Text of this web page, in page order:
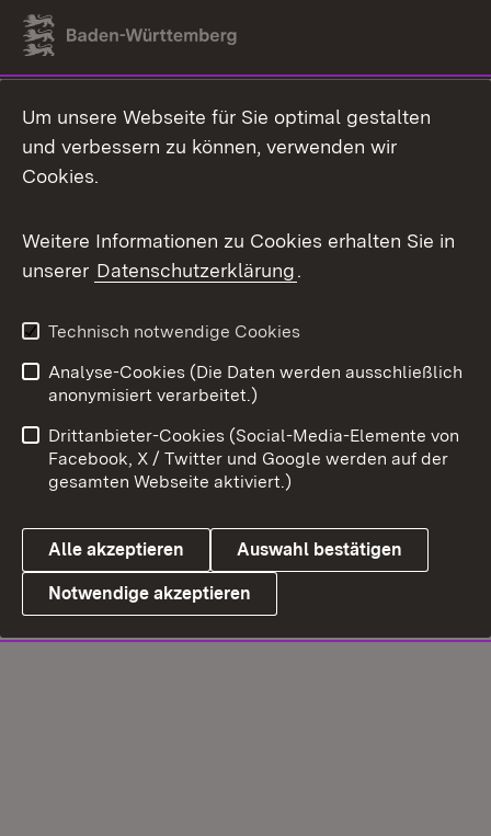
Link zum Landesportal
Um unsere Webseite für Sie optimal gestalten
und verbessern zu können, verwenden wir
Cookies.
Weitere Informationen zu Cookies erhalten Sie in
unserer Datenschutzerklärung.
Technisch notwendige Cookies
Analyse-Cookies (Die Daten werden ausschließlich
anonymisiert verarbeitet.)
Drittanbieter-Cookies (Social-Media-Elemente von
Facebook, X / Twitter und Google werden auf der
gesamten Webseite aktiviert.)
Alle akzeptieren Auswahl bestätigen
Notwendige akzeptieren